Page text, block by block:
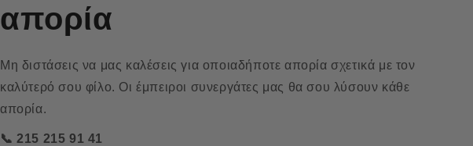
απορία
Μη διστάσεις να μας καλέσεις για οποιαδήποτε απορία σχετικά με τον
καλύτερό σου φίλο. Οι έμπειροι συνεργάτες μας θα σου λύσουν κάθε
απορία.
📞 215 215 91 41